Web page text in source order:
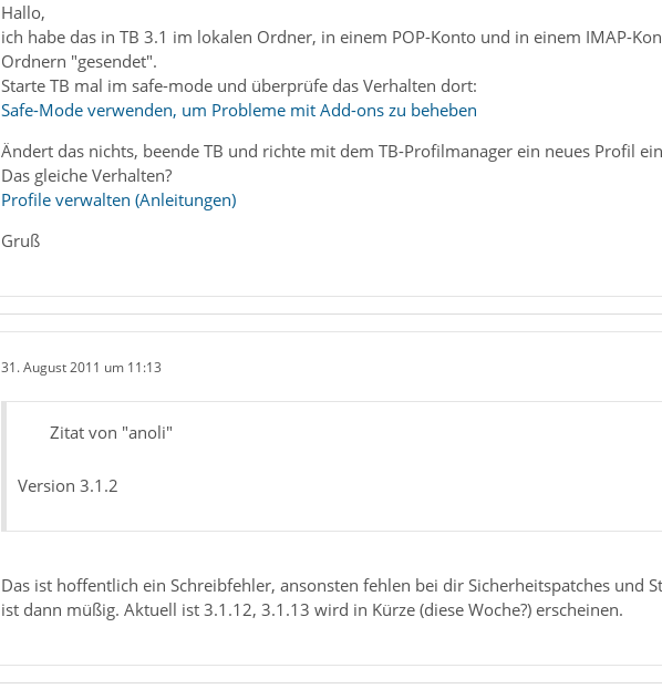
Hallo,
ich habe das in TB 3.1 im lokalen Ordner, in einem POP-Konto und in einem IMAP-
Ordnern "gesendet".
Starte TB mal im safe-mode und überprüfe das Verhalten dort:
Safe-Mode verwenden, um Probleme mit Add-ons zu beheben
Ändert das nichts, beende TB und richte mit dem TB-Profilmanager ein neues Profil
Das gleiche Verhalten?
Profile verwalten (Anleitungen)
Gruß
31. August 2011 um 11:13
Zitat von "anoli"
Version 3.1.2
Das ist hoffentlich ein Schreibfehler, ansonsten fehlen bei dir Sicherheitspatches und
ist dann müßig. Aktuell ist 3.1.12, 3.1.13 wird in Kürze (diese Woche?) erscheinen.